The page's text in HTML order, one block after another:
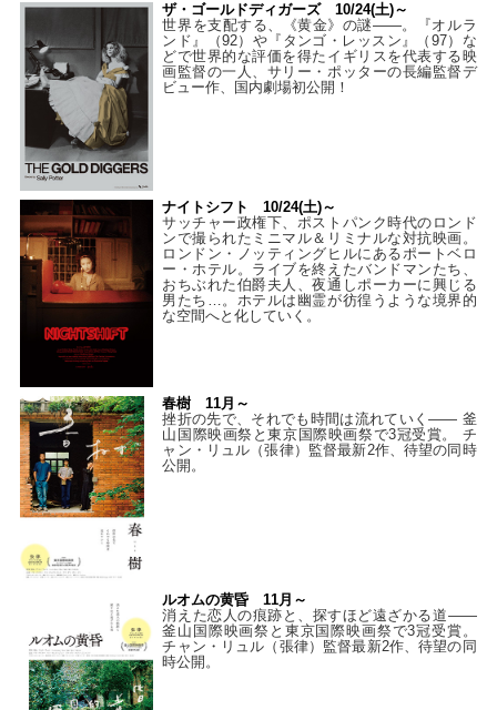
ザ・ゴールドディガーズ 10/24(土)～
世界を支配する、《黄金》の謎――。『オルラ
ンド』（92）や『タンゴ・レッスン』（97）な
どで世界的な評価を得たイギリスを代表する映
画監督の一人、サリー・ポッターの長編監督デ
ビュー作、国内劇場初公開！
ナイトシフト 10/24(土)～
サッチャー政権下、ポストパンク時代のロンド
ンで撮られたミニマル＆リミナルな対抗映画。
ロンドン・ノッティングヒルにあるポートベロ
ー・ホテル。ライブを終えたバンドマンたち、
おちぶれた伯爵夫人、夜通しポーカーに興じる
男たち…。ホテルは幽霊が彷徨うような境界的
な空間へと化していく。
春樹 11月～
挫折の先で、それでも時間は流れていく—— 釜
山国際映画祭と東京国際映画祭で3冠受賞。 チ
ャン・リュル（張律）監督最新2作、待望の同時
公開。
ルオムの黄昏 11月～
消えた恋人の痕跡と、探すほど遠ざかる道——
釜山国際映画祭と東京国際映画祭で3冠受賞。
チャン・リュル（張律）監督最新2作、待望の同
時公開。